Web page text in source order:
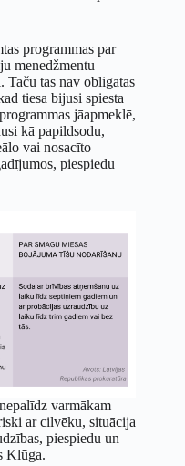
programmas par
menedžmentu
Taču tās nav obligātas
tiesa bijusi spiesta
jāapmeklē,
kā papildsodu,
vai nosacīto
piespiedu
varmākam
ar cilvēku, situācija
piespiedu un
Klūga.